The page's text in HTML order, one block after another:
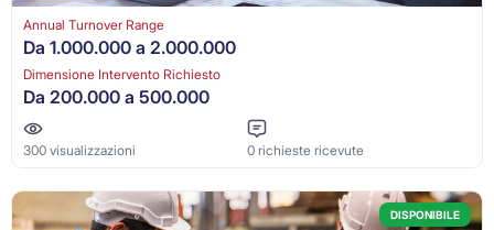
Annual Turnover Range
Da 1.000.000 a 2.000.000
Dimensione Intervento Richiesto
Da 200.000 a 500.000
300 visualizzazioni 0 richieste ricevute
DISPONIBILE